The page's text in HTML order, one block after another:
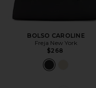
BOLSO CAROLINE
Freja New York
$268